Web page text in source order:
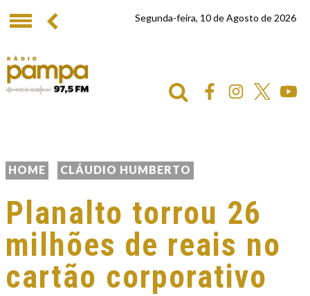
Segunda-feira, 10 de Agosto de 2026
HOME CLÁUDIO HUMBERTO
Planalto torrou 26
milhões de reais no
cartão corporativo